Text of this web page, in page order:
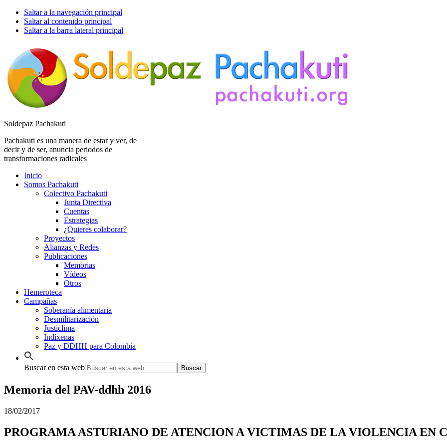
Saltar a la navegación principal
Saltar al contenido principal
Saltar a la barra lateral principal
Soldepaz Pachakuti
Pachakuti es una manera de estar y ver, de
decir y de ser, anuncia periodos de
transformaciones radicales
Inicio
Somos Pachakuti
Colectivo Pachakuti
Junta Directiva
Cuentas
Estrategias
¿Quieres colaborar?
Proyectos
Alianzas y Redes
Publicaciones
Memorias
Vídeos
Otros
Hemeroteca
Campañas
Soberanía alimentaria
Desmilitarización
Justiclima
Indíxenas
Paz y DDHH para Colombia
Buscar en esta web
Memoria del PAV-ddhh 2016
18/02/2017
PROGRAMA ASTURIANO DE ATENCION A VICTIMAS DE LA VIOLENCIA EN